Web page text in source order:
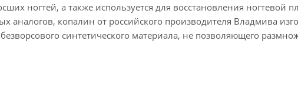
ногтей, а также используется для восстановления ногтевой
аналогов, копалин от российского производителя Владмива
синтетического материала, не позволяющего